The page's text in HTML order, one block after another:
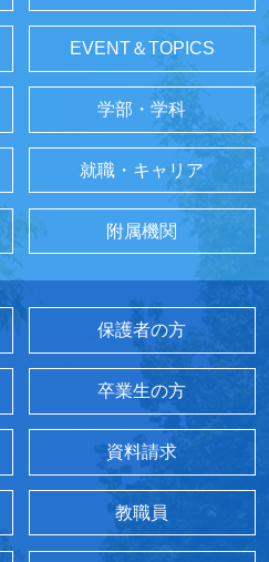
EVENT＆TOPICS
学部・学科
就職・キャリア
附属機関
保護者の方
卒業生の方
資料請求
教職員